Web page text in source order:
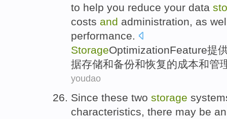
to help you reduce your data
costs and administration, as
performance.
StorageOptimizationFeature提
据存储和备份和恢复的成本和管
youdao
Since these two storage
characteristics, there may be